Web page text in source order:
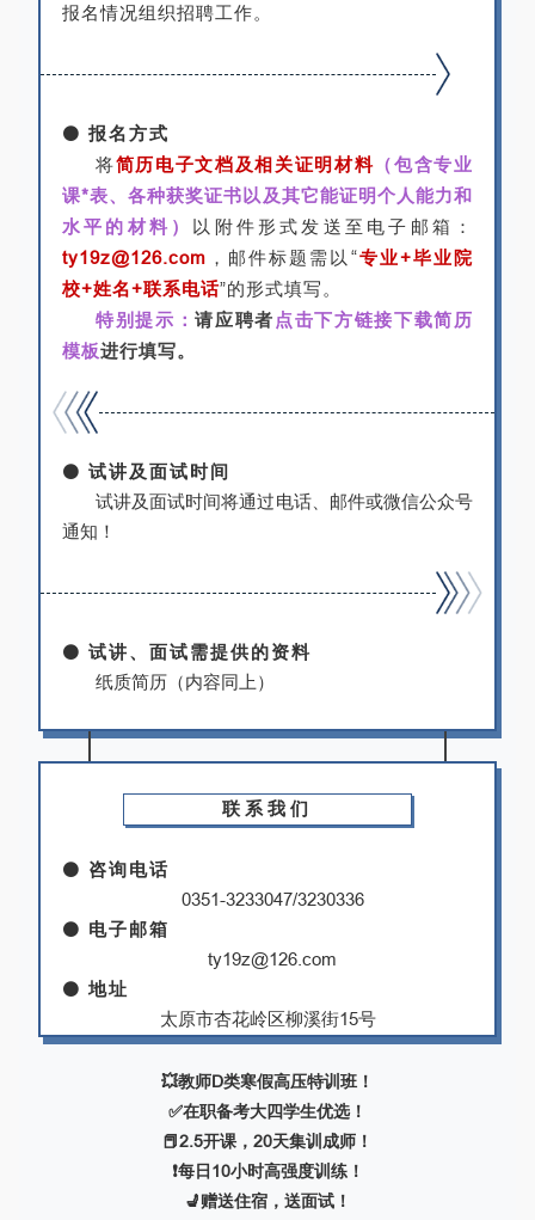
报名情况组织招聘工作。
⚫ 报名方式
将简历电子文档及相关证明材料 （包含专业
课*表、各种获奖证书以及其它能证明个人能力和
水平的材料） 以附件形式发送至电子邮箱：
ty19z@126.com ，邮件标题需以“专业+毕业院
校+姓名+联系电话”的形式填写。
特别提示：请应聘者 点击下方链接下载简历
模板进行填写。
⚫ 试讲及面试时间
试讲及面试时间将通过电话、邮件或微信公众号
通知！
⚫ 试讲、面试需提供的资料
纸质简历（内容同上）
联系我们
⚫ 咨询电话
0351-3233047/3230336
⚫ 电子邮箱
ty19z@126.com
⚫ 地址
太原市杏花岭区柳溪街15号
💥教师D类寒假高压特训班！
✅在职备考大四学生优选！
📕2.5开课，20天集训成师！
❗️每日10小时高强度训练！
💺赠送住宿，送面试！